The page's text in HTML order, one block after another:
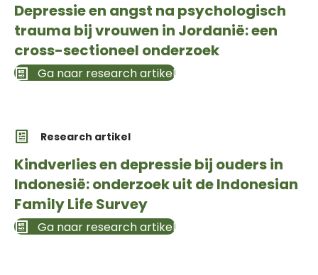
Depressie en angst na psychologisch
trauma bij vrouwen in Jordanië: een
cross-sectioneel onderzoek
Ga naar research artikel
Research artikel
Kindverlies en depressie bij ouders in
Indonesië: onderzoek uit de Indonesian
Family Life Survey
Ga naar research artikel